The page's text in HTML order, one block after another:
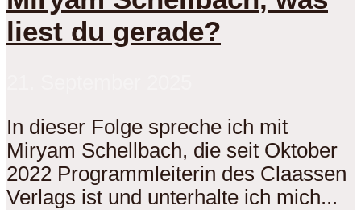
liest du gerade?
In dieser Folge spreche ich mit
Miryam Schellbach, die seit Oktober
2022 Programmleiterin des Claassen
Verlags ist und unterhalte ich mich...